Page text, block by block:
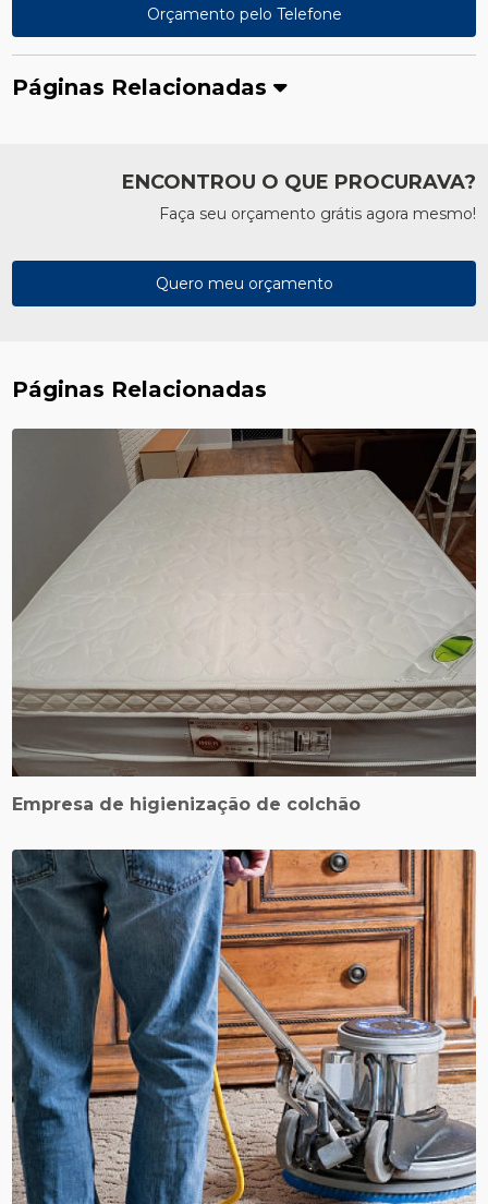
Orçamento pelo Telefone
Páginas Relacionadas
ENCONTROU O QUE PROCURAVA?
Faça seu orçamento grátis agora mesmo!
Quero meu orçamento
Páginas Relacionadas
Empresa de higienização de colchão